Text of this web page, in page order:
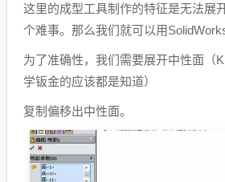
这里的成型工具制作的特征是无法展
个难事。那么我们就可以用
为了准确性，我们需要展开中性面（K
学钣金的应该都是知道）
复制偏移出中性面。